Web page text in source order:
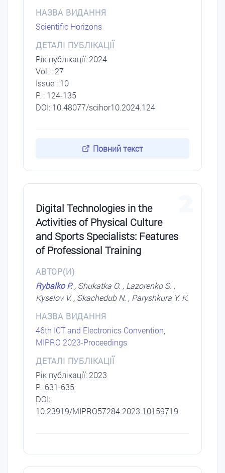
НАЗВА ВИДАННЯ
Scientific Horizons
ДЕТАЛІ ПУБЛІКАЦІЇ
Рік публікації: 2024
Vol. : 27
Issue : 10
P. : 124-135
DOI: 10.48077/scihor10.2024.124
Повний текст
Digital Technologies in the
Activities of Physical Culture
and Sports Specialists: Features
of Professional Training
АВТОР(И)
Rybalko P., Shukatka O. , Lazorenko S. ,
Kyselov V. , Skachedub N. , Paryshkura Y. K.
НАЗВА ВИДАННЯ
46th ICT and Electronics Convention,
MIPRO 2023-Proceedings
ДЕТАЛІ ПУБЛІКАЦІЇ
Рік публікації: 2023
P.: 631-635
DOI:
10.23919/MIPRO57284.2023.10159719